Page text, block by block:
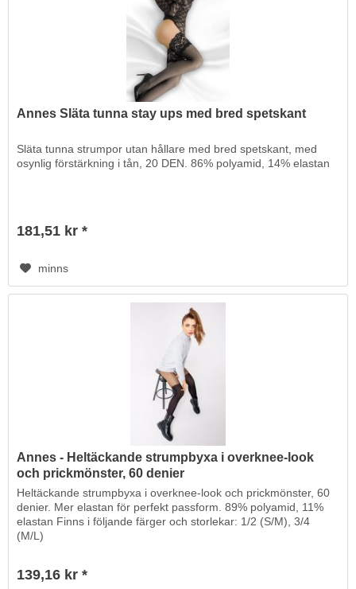
Annes Släta tunna stay ups med bred spetskant
Släta tunna strumpor utan hållare med bred spetskant, med
osynlig förstärkning i tån, 20 DEN. 86% polyamid, 14% elastan
181,51 kr *
minns
Annes - Heltäckande strumpbyxa i overknee-look
och prickmönster, 60 denier
Heltäckande strumpbyxa i overknee-look och prickmönster, 60
denier. Mer elastan för perfekt passform. 89% polyamid, 11%
elastan Finns i följande färger och storlekar: 1/2 (S/M), 3/4
(M/L)
139,16 kr *